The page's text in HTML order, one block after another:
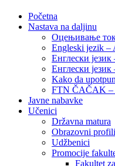
Početna
Nastava na daljinu
Оцењивање
Engleski jezik –
Енглески
Енглески
Kako da
FTN ČAČAK –
Javne nabavke
Učenici
Državna matura
Obrazovni profili
Udžbenici
Promocije
Fakultet